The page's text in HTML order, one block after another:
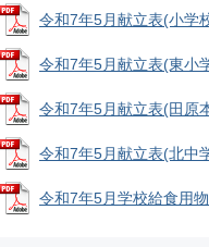
令和7年5月献立表(小学
令和7年5月献立表(東小
令和7年5月献立表(田原
令和7年5月献立表(北中
令和7年5月学校給食用